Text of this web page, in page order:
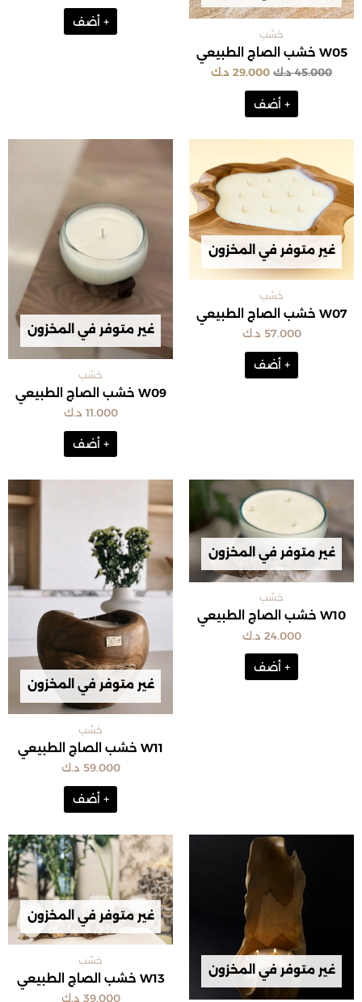
خشب
W05 خشب الصاج الطبيعي
45.000 د.ك 29.000 د.ك
+ أضف
+ أضف
غير متوفر في المخزون
خشب
W07 خشب الصاج الطبيعي
57.000 د.ك
+ أضف
غير متوفر في المخزون
خشب
W09 خشب الصاج الطبيعي
11.000 د.ك
+ أضف
غير متوفر في المخزون
خشب
W10 خشب الصاج الطبيعي
24.000 د.ك
+ أضف
غير متوفر في المخزون
خشب
W11 خشب الصاج الطبيعي
59.000 د.ك
+ أضف
غير متوفر في المخزون
غير متوفر في المخزون
خشب
W13 خشب الصاج الطبيعي
39.000 د.ك